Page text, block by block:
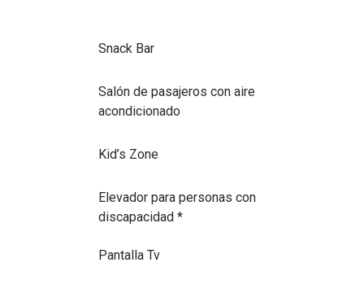
Snack Bar
Salón de pasajeros con aire
acondicionado
Kid’s Zone
Elevador para personas con
discapacidad *
Pantalla Tv